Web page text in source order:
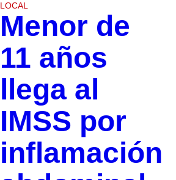
LOCAL
Menor de
11 años
llega al
IMSS por
inflamación